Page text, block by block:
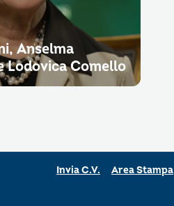
Anselma
Lodovica Comello
Invia C.V. Area Stampa